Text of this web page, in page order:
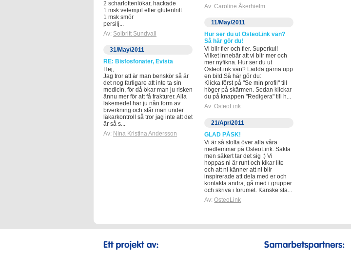
2 scharlottenlökar, hackade
1 msk vetemjöl eller glutenfritt
1 msk smör
persilj...
Av: Solbritt Sundvall
31/May/2011
RE: Bisfosfonater, Evista
Hej,
Jag tror att är man benskör så är
det nog farligare att inte ta sin
medicin, för då ökar man ju risken
ännu mer för att få frakturer. Alla
läkemedel har ju nån form av
biverkning och står man under
läkarkontroll så tror jag inte att det
är så s...
Av: Nina Kristina Andersson
Av:Caroline Åkerhielm
11/May/2011
Hur ser du ut OsteoLink vän?
Så här gör du!
Vi blir fler och fler. Superkul!
Vilket innebär att vi blir mer och
mer nyfikna. Hur ser du ut
OsteoLink vän? Ladda gärna upp
en bild.Så här gör du:
Klicka först på "Se min profil" till
höger på skärmen. Sedan klickar
du på knappen "Redigera" till h...
Av:OsteoLink
21/Apr/2011
GLAD PÅSK!
Vi är så stolta över alla våra
medlemmar på OsteoLink. Sakta
men säkert tar det sig :) Vi
hoppas ni är runt och kikar lite
och att ni känner att ni blir
inspirerade att dela med er och
kontakta andra, gå med i grupper
och skriva i forumet. Kanske sta...
Av:OsteoLink